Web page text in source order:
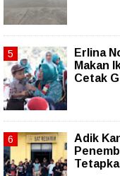
Erlina
Makan
Cetak
Adik